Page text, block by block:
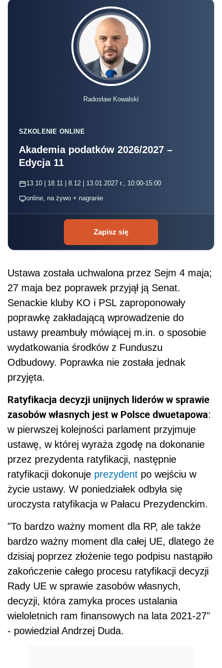
Radosław Kowalski
SZKOLENIE ONLINE
Akademia podatków 2026/2027 –
Edycja 11
13.10 | 18.11 | 8.12 | 13.01.2027 r., 10:00-15:00
online, na żywo + nagranie
Zapisz się
Ustawa została uchwalona przez Sejm 4 maja;
27 maja bez poprawek przyjął ją Senat.
Senackie kluby KO i PSL zaproponowały
poprawkę zakładającą wprowadzenie do
ustawy preambuły mówiącej m.in. o sposobie
wydatkowania środków z Funduszu
Odbudowy. Poprawka nie została jednak
przyjęta.
Ratyfikacja decyzji unijnych liderów w sprawie
zasobów własnych jest w Polsce dwuetapowa:
w pierwszej kolejności parlament przyjmuje
ustawę, w której wyraża zgodę na dokonanie
przez prezydenta ratyfikacji, następnie
ratyfikacji dokonuje prezydent po wejściu w
życie ustawy. W poniedziałek odbyła się
uroczysta ratyfikacja w Pałacu Prezydenckim.
"To bardzo ważny moment dla RP, ale także
bardzo ważny moment dla całej UE, dlatego że
dzisiaj poprzez złożenie tego podpisu nastąpiło
zakończenie całego procesu ratyfikacji decyzji
Rady UE w sprawie zasobów własnych,
decyzji, która zamyka proces ustalania
wieloletnich ram finansowych na lata 2021-27"
- powiedział Andrzej Duda.